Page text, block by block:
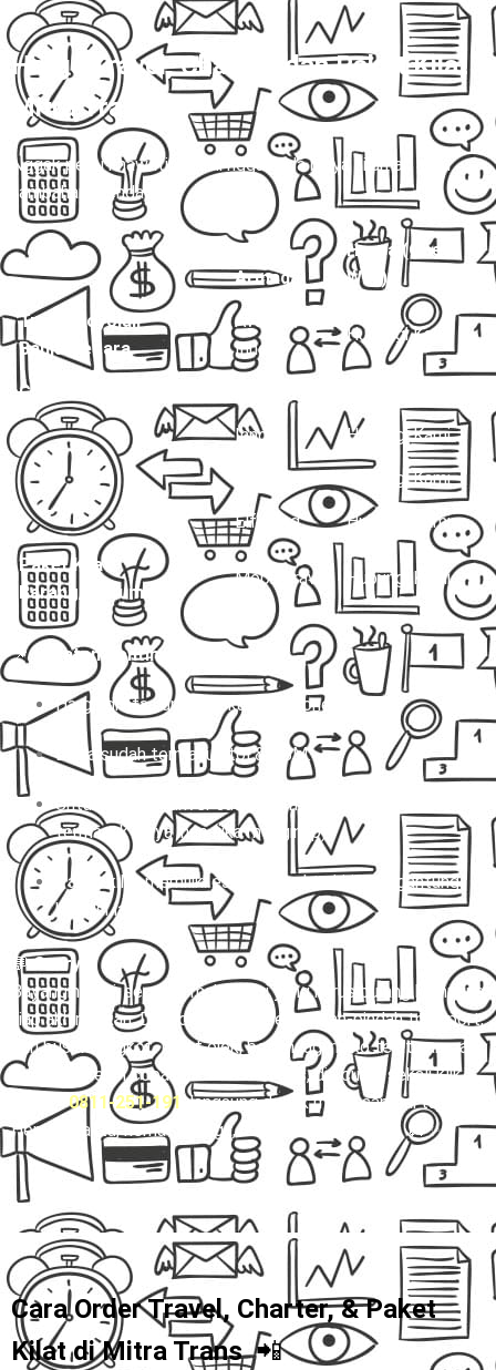
Harga Travel, Charter, dan Paket Kilat
Mitra Trans
💰
Nggak perlu khawatir, di sini nggak ada biaya siluman atau
tambahan mendadak.
Layanan
Jenis
Armada
Harga (One
Way)
Travel Boyolali –
Banjarnegara
Avanza /
Innova
Hubungi Kami
Charter Mobil Drop Off
Innova Hubungi Kami
Hubungi Kami
Elf Long Hubungi Kami
Paket Kilat
Barang/Dokumen
Mobil Travel Hubungi Kami
📌 Catatan Penting:
Harga di atas untuk sekali jalan (one way).
Biaya sudah termasuk tol & BBM.
Untuk charter, driver sudah termasuk, tapi belum
termasuk biaya inap (jika menginap).
Paket kilat memiliki estimasi waktu kirim tergantung
kondisi lalu lintas.
💬Story:
Bayangin Rani, seorang mahasiswi yang harus pulang kampung
tiap akhir pekan. Dulu dia sering ribet pindah-pindah transport,
dari bus ke angkot, lanjut ojek, belum lagi risiko telat sampai
rumah. Setelah coba naik
Mitra Trans, dia cuma sekali klik
WA 👉0811-251-191 , langsung duduk manis sampai tujuan.
Hemat waktu, hemat tenaga, hati pun lebih tenang. 🚐✨
Cara Order Travel, Charter, & Paket
Kilat diMitra Trans📲